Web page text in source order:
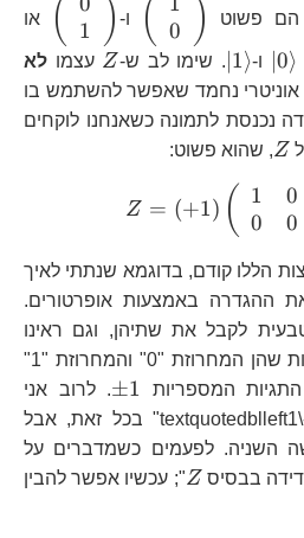
הם פשוט (
0
) ו- (
1
) או
0⟩ ו- 1⟩ . שימו לב ש-Z עצמו לא
אוניטרי נחמד שאפשר להשתמש בו
נכנסת לתמונה כשאנחנו לוקחים
ZZ, שהוא פשוט:
Z = (+1) (
1
0
0
0
הללו קודם, בדוגמא שנתתי לאיך
ההגדרה באמצעות אופרטורים.
לקבל את שתיהן, וגם ראינו
שבמקום להצמיד להן תגיות שהן המחרוזת "0" והמחרוזת "1"
המספריות
±1
. לרוב אני
אדבוק בתגיות של "0" ו-\textquotedblleft1" בכל זאת, אבל
השניה. לפעמים כשמדברים על
בבסיס Z"; עכשיו אפשר להבין